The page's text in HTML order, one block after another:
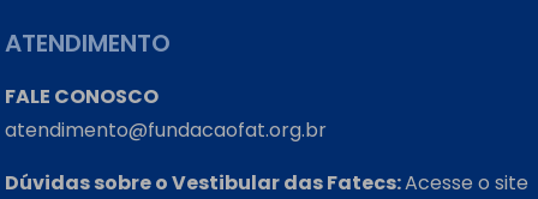
ATENDIMENTO
FALE CONOSCO
atendimento@fundacaofat.org.br
Dúvidas sobre o Vestibular das Fatecs:Acesse o site